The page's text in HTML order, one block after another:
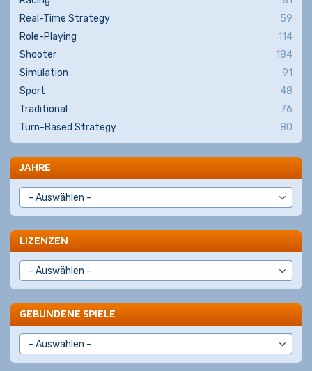
Real-Time Strategy
59
Role-Playing
114
Shooter
184
Simulation
91
Sport
48
Traditional
76
Turn-Based Strategy
80
JAHRE
LIZENZEN
GEBUNDENE SPIELE